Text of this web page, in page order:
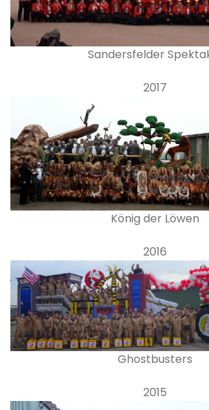
Sandersfelder
2017
König der Löwen
2016
Ghostbusters
2015